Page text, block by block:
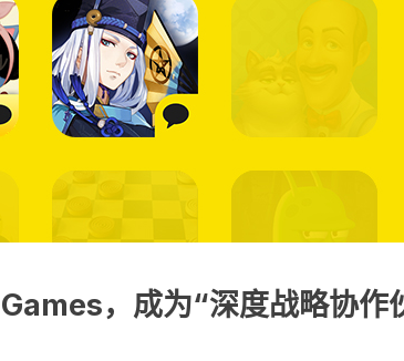
，成为“深度战略协作